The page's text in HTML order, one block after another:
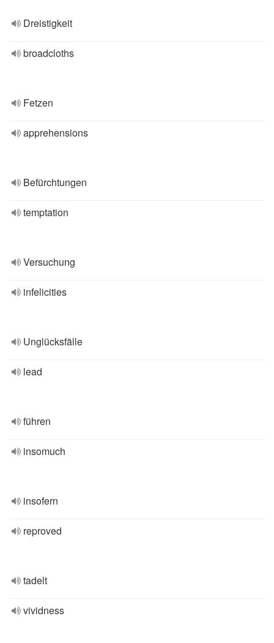
Dreistigkeit
broadcloths
Fetzen
apprehensions
Befürchtungen
temptation
Versuchung
infelicities
Unglücksfälle
lead
führen
insomuch
insofern
reproved
tadelt
vividness